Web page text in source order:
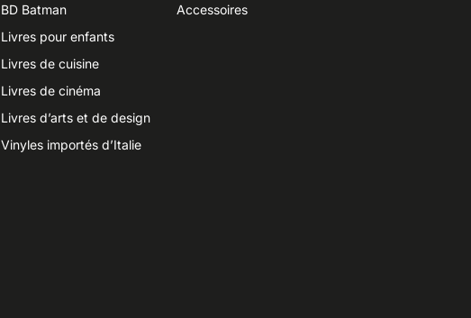
BD Batman
Livres pour enfants
Livres de cuisine
Livres de cinéma
Livres d’arts et de design
Vinyles importés d’Italie
Accessoires